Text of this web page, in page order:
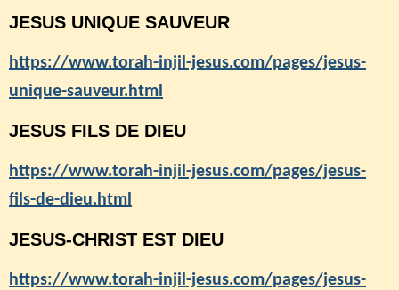
JESUS UNIQUE SAUVEUR
https://www.torah-injil-jesus.com/pages/jesus-
unique-sauveur.html
JESUS FILS DE DIEU
https://www.torah-injil-jesus.com/pages/jesus-
fils-de-dieu.html
JESUS-CHRIST EST DIEU
https://www.torah-injil-jesus.com/pages/jesus-